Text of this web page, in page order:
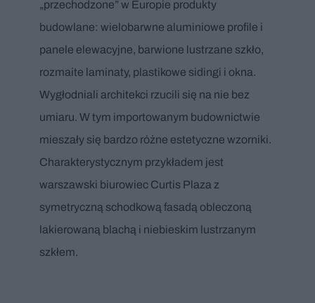
„przechodzone” w Europie produkty
budowlane: wielobarwne aluminiowe profile i
panele elewacyjne, barwione lustrzane szkło,
rozmaite laminaty, plastikowe sidingi i okna.
Wygłodniali architekci rzucili się na nie bez
umiaru. W tym importowanym budownictwie
mieszały się bardzo różne estetyczne wzorniki.
Charakterystycznym przykładem jest
warszawski biurowiec Curtis Plaza z
symetryczną schodkową fasadą obleczoną
lakierowaną blachą i niebieskim lustrzanym
szkłem.